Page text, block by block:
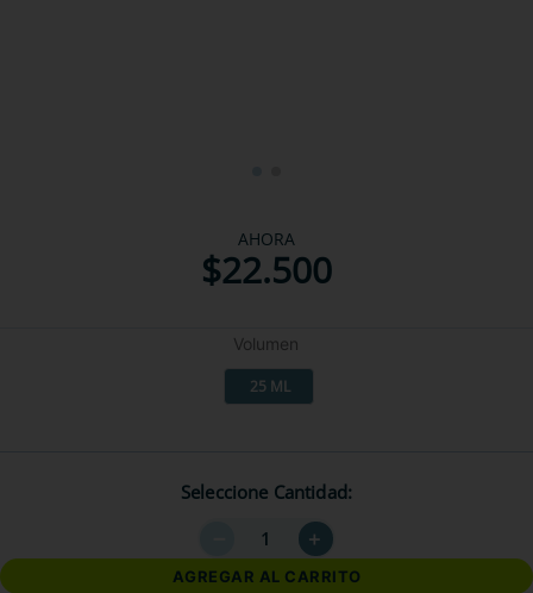
AHORA
$22.500
Volumen
25 ML
Seleccione Cantidad
＋
AGREGAR AL CARRITO